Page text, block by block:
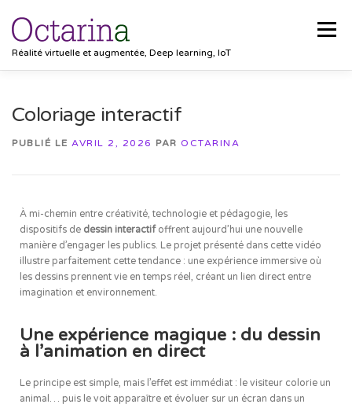
Réalité virtuelle et augmentée, Deep learning, IoT
Menu
CONTACT
Coloriage interactif
PUBLIÉ LE AVRIL 2, 2026 PAR OCTARINA
À mi-chemin entre créativité, technologie et pédagogie, les
dispositifs de dessin interactifoffrent aujourd’hui une nouvelle
manière d’engager les publics. Le projet présenté dans cette vidéo
illustre parfaitement cette tendance : une expérience immersive où
les dessins prennent vie en temps réel, créant un lien direct entre
imagination et environnement.
Une expérience magique : du dessin
à l’animation en direct
Le principe est simple, mais l’effet est immédiat : le visiteur colorie un
animal… puis le voit apparaître et évoluer sur un écran dans un